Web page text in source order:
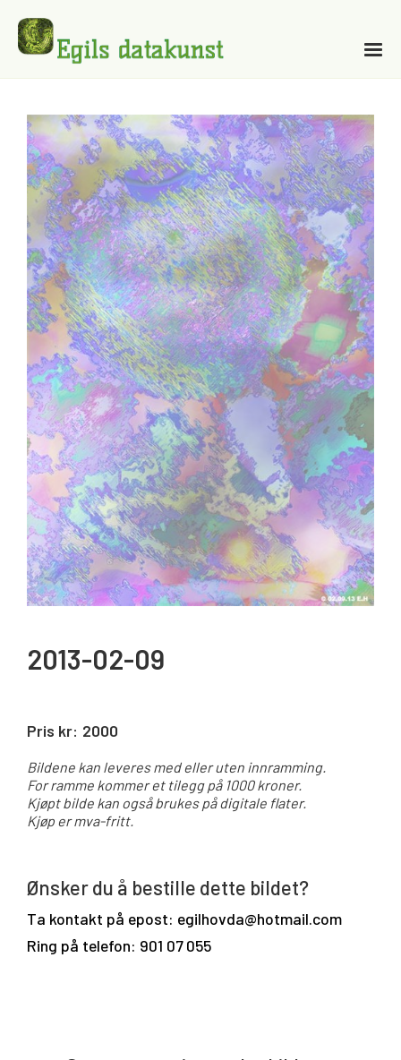
2013-02-09
Pris kr: 2000
Bildene kan leveres med eller uten innramming.
For ramme kommer et tilegg på 1000 kroner.
Kjøpt bilde kan også brukes på digitale flater.
Kjøp er mva-fritt.
Ønsker du å bestille dette bildet?
Ta kontakt på epost: egilhovda@hotmail.com
Ring på telefon: 901 07 055